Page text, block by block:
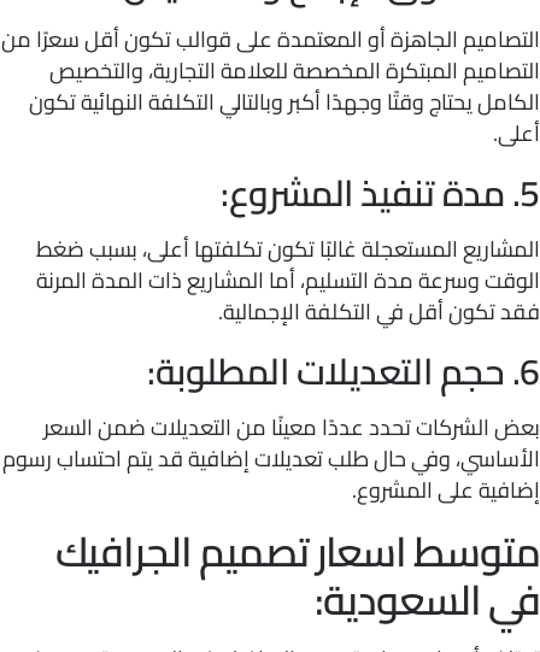
الجاهزة أو المعتمدة على قوالب تكون أقل سعرًا من
المبتكرة المخصصة للعلامة التجارية، والتخصيص
يحتاج وقتًا وجهدًا أكبر وبالتالي التكلفة النهائية تكون
المستعجلة غالبًا تكون تكلفتها أعلى، بسبب ضغط
وسرعة مدة التسليم، أما المشاريع ذات المدة المرنة
أقل في التكلفة الإجمالية.
الشركات تحدد عددًا معينًا من التعديلات ضمن السعر
وفي حال طلب تعديلات إضافية قد يتم احتساب رسوم
على المشروع.
اسعار تصميم الجرافيك
السعودية: